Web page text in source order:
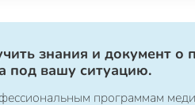
знания и документ о
под вашу ситуацию.
программам